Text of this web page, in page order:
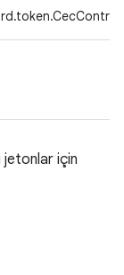
jetonlar için